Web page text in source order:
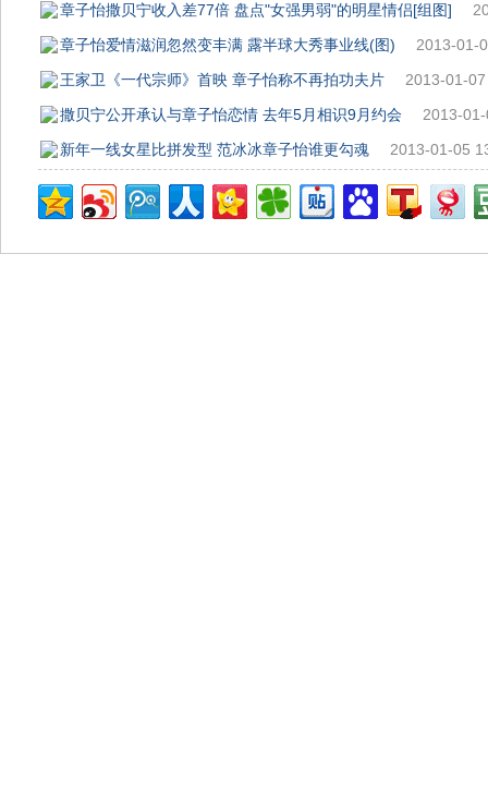
章子怡撒贝宁收入差77倍 盘点"女强男弱"的明星情侣[组图]
章子怡爱情滋润忽然变丰满 露半球大秀事业线(图)
2013-01-
王家卫《一代宗师》首映 章子怡称不再拍功夫片
2013-01-
撒贝宁公开承认与章子怡恋情 去年5月相识9月约会
2013-
新年一线女星比拼发型 范冰冰章子怡谁更勾魂
2013-01-05